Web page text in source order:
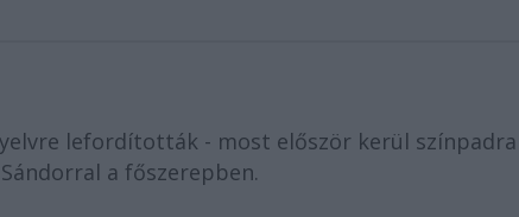
lefordították - most először kerül színpadra
a főszerepben.